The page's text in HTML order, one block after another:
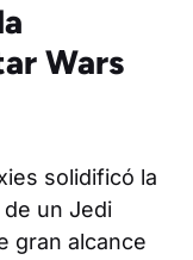
Wars
solidificó la
un Jedi
gran alcance